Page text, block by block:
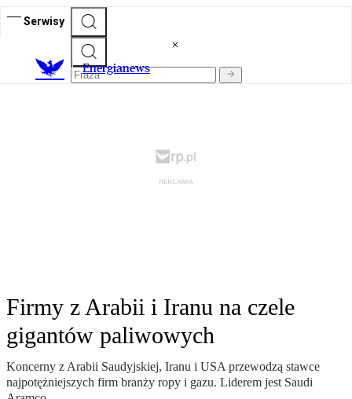
Serwisy
Energianews
Firmy z Arabii i Iranu na czele
gigantów paliwowych
Koncerny z Arabii Saudyjskiej, Iranu i USA przewodzą stawce
najpotężniejszych firm branży ropy i gazu. Liderem jest Saudi